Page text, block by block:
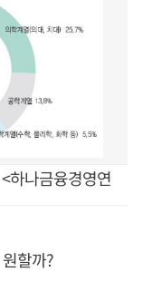
하나금융경영연
할까?